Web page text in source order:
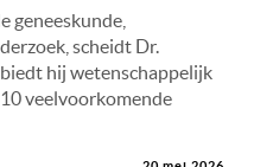
geneeskunde,
scheidt Dr.
hij wetenschappelijk
veelvoorkomende